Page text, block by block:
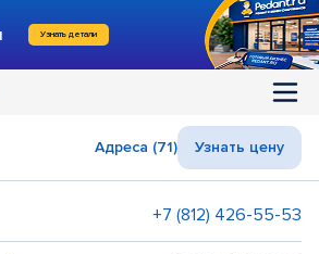
Узнать детали
Адреса (71) Узнать цену
+7 (812) 426-55-53